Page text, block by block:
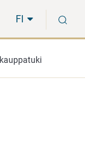
FI